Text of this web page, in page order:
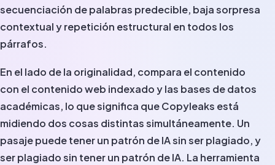
secuenciación de palabras predecible, baja sorpresa
contextual y repetición estructural en todos los
párrafos.
En el lado de la originalidad, compara el contenido
con el contenido web indexado y las bases de datos
académicas, lo que significa que Copyleaks está
midiendo dos cosas distintas simultáneamente. Un
pasaje puede tener un patrón de IA sin ser plagiado, y
ser plagiado sin tener un patrón de IA. La herramienta